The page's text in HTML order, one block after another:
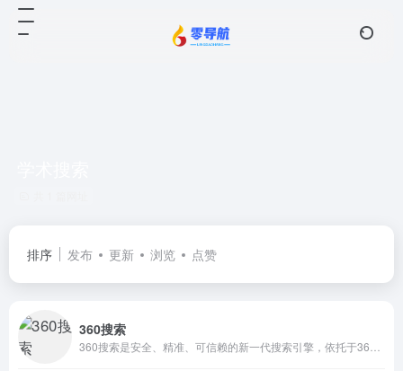
排序 发布 更新 浏览 点赞
360搜索